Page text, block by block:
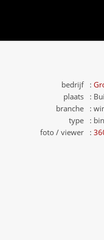
bedrijf :
plaats :
branche :
type :
foto / viewer :